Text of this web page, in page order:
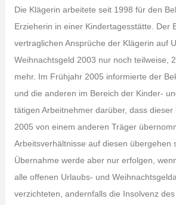
Die Klägerin arbeitete seit 1998 für den
Erzieherin in einer Kindertagesstätte. Der
vertraglichen Ansprüche der Klägerin auf
Weihnachtsgeld 2003 nur noch teilweise,
mehr. Im Frühjahr 2005 informierte der
und die anderen im Bereich der Kinder-
tätigen Arbeitnehmer darüber, dass dieser
2005 von einem anderen Träger
Arbeitsverhältnisse auf diesen übergehen
Übernahme werde aber nur erfolgen,
alle offenen Urlaubs- und
verzichteten, andernfalls die Insolvenz